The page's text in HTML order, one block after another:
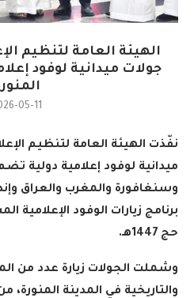
الهيئة العامة لتنظيم
جولات ميدانية لوفود
05-11
نفّذت الهيئة العامة لتنظيم
ميدانية لوفود إعلامية دولية
وسنغافورة والمغرب والعراق
برنامج زيارات الوفود
حج 1447هـ
.
وشملت الجولات زيارة عدد من
والتاريخية في المدينة